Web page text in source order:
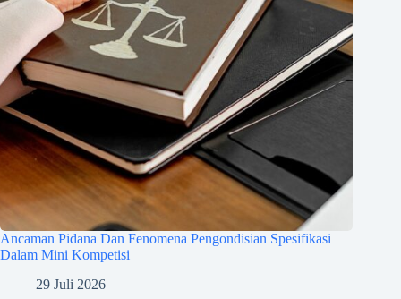
Ancaman Pidana Dan Fenomena Pengondisian Spesifikasi
Dalam Mini Kompetisi
29 Juli 2026